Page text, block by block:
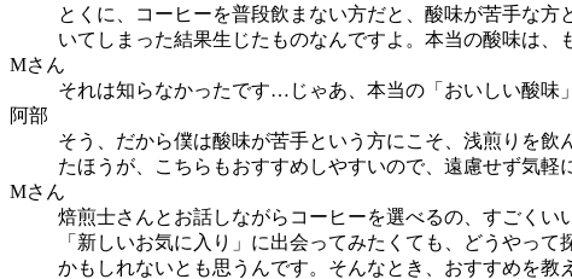
とくに、コーヒーを普段飲まない方だと、酸味が苦手な
いてしまった結果生じたものなんですよ。本当の酸味は、
Mさん
それは知らなかったです…じゃあ、本当の「おいしい酸味
阿部
そう、だから僕は酸味が苦手という方にこそ、浅煎りを
たほうが、こちらもおすすめしやすいので、遠慮せず気軽
Mさん
焙煎士さんとお話しながらコーヒーを選べるの、すごくい
「新しいお気に入り」に出会ってみたくても、どうやっ
かもしれないとも思うんです。そんなとき、おすすめを教